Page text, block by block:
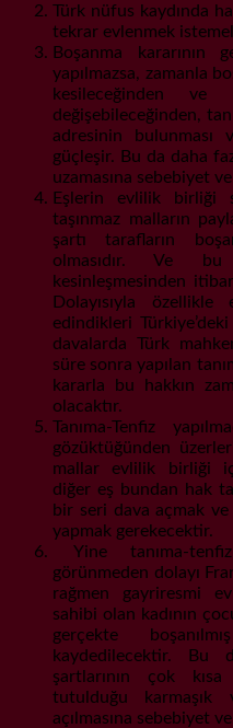
Türk nüfus kaydında
tekrar evlenmek
Boşanma kararının
yapılmazsa, zamanla
kesileceğinden ve
değişebileceğinden,
adresinin bulunması
güçleşir. Bu da daha
uzamasına sebebiyet
Eşlerin evlilik birliği
taşınmaz malların
şartı tarafların
olmasıdır. Ve bu
kesinleşmesinden
Dolayısıyla
edindikleri
davalarda Türk
süre sonra yapılan
kararla bu hakkın
olacaktır.
Tanıma-Tenfiz
gözüktüğünden
mallar evlilik birliği
diğer eş bundan hak
bir seri dava açmak ve
yapmak gerekecektir.
Yine tanıma-
görünmeden dolayı
rağmen gayriresmi
sahibi olan kadının
gerçekte
kaydedilecektir. Bu
şartlarının çok
tutulduğu karmaşık
açılmasına sebebiyet